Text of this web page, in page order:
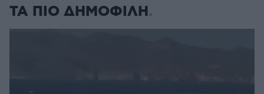
ΤΑ ΠΙΟ ΔΗΜΟΦΙΛΗ